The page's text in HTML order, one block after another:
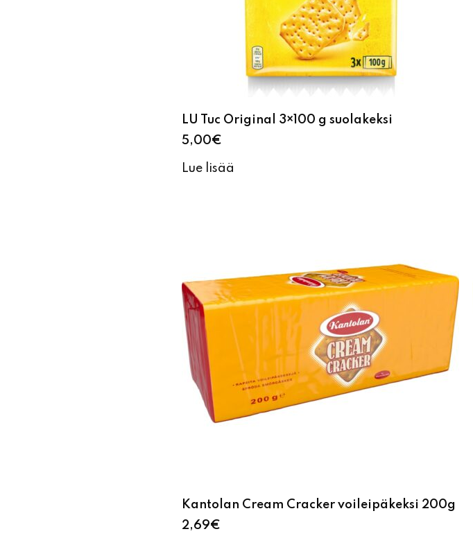
LU Tuc Original 3×100 g suolakeksi
5,00€
Lue lisää
Kantolan Cream Cracker voileipäkeksi 200g
2,69€